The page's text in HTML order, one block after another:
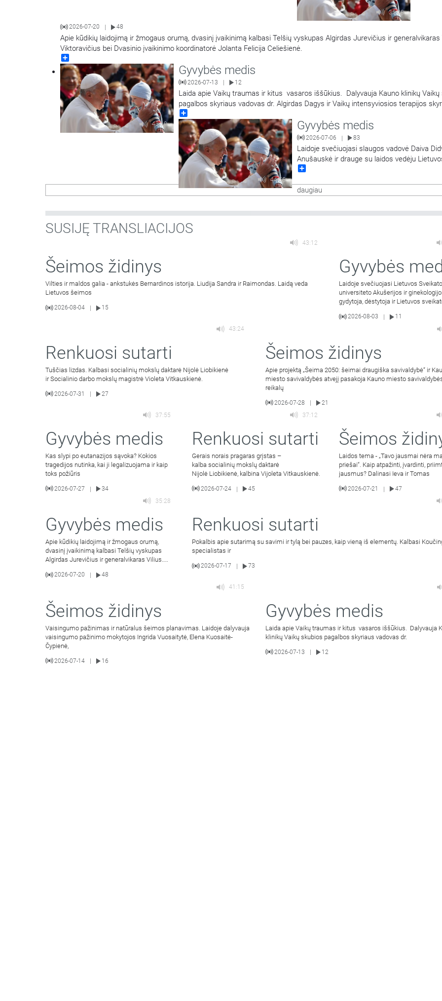
35:28
2026-07-20 48
Apie kūdikių laidojimą ir žmogaus orumą, dvasinį įvaikinimą kalbasi Telšių vyskupas Algirdas Jurevičius ir generalvikaras
Viktoravičius bei Dvasinio įvaikinimo koordinatorė Jolanta Felicija Celiešienė.
43:19
Gyvybės medis
2026-07-13 12
Laida apie Vaikų traumas ir kitus vasaros iššūkius. Dalyvauja Kauno klinikų Vaikų
pagalbos skyriaus vadovas dr. Algirdas Dagys ir Vaikų intensyviosios terapijos
vadovė doc. dr. Ilona Razlevičė, kalbina Kauno klinikų dvasinė asistentė Svetlana
Mikulėnienė. Laidoje minimos nuorodos: Pacientas gali būti priskirtas
44:55
Gyvybės medis
2026-07-06 | 83
Laidoje svečiuojasi slaugos vadovė Daiva
Anušauskė ir drauge su laidos vedėju
sveikatos mokslų universiteto Medicinos
žmogus iš Lietuvos regiono – ar gali augti,
daugiau
SUSIJĘ TRANSLIACIJOS
43:12
Šeimos židinys
Vilties ir maldos galia - ankstukės Bernardinos istorija. Liudija Sandra ir Raimondas. Laidą veda
Lietuvos šeimos
2026-08-04 15
Gyvybės
Laidoje svečiuojasi Lietuvos
universiteto Akušerijos ir
gydytoja, dėstytoja ir Lietuvos
2026-08-03
11
43:24
Renkuosi sutarti
Tuščias lizdas. Kalbasi socialinių mokslų daktarė Nijolė Liobikienė
ir Socialinio darbo mokslų magistrė Violeta Vitkauskienė.
2026-07-31 27
Šeimos židinys
Apie projektą „Šeima 2050: šeimai draugiška savivaldybė“ ir
miesto savivaldybės atvejį pasakoja Kauno miesto
reikalų
2026-07-28
21
37:55
Gyvybės medis
Kas slypi po eutanazijos sąvoka? Kokios
tragedijos nutinka, kai ji legalizuojama ir kaip
toks požiūris
2026-07-27 | 34
37:12
Renkuosi sutarti
Gerais norais pragaras grįstas –
kalba socialinių mokslų daktarė
Nijolė Liobikienė, kalbina Vijoleta Vitkauskienė.
2026-07-24 | 45
Šeimos
Laidos tema - „Tavo jausmai nėra
priešai“. Kaip atpažinti, įvardinti,
jausmus? Dalinasi Ieva ir Tomas
2026-07-21 |
47
35:28
Gyvybės medis
Apie kūdikių laidojimą ir žmogaus orumą,
dvasinį įvaikinimą kalbasi Telšių vyskupas
Algirdas Jurevičius ir generalvikaras Vilius
2026-07-20 48
Renkuosi sutarti
Pokalbis apie sutarimą su savimi ir tylą bei pauzes, kaip vieną iš elementų. Kalbasi
specialistas ir
2026-07-17 73
41:15
Šeimos židinys
Vaisingumo pažinimas ir natūralus šeimos planavimas. Laidoje dalyvauja
vaisingumo pažinimo mokytojos Ingrida Vuosaitytė, Elena Kuosaitė-
Čypienė,
2026-07-14 16
Gyvybės medis
Laida apie Vaikų traumas ir kitus vasaros iššūkius. Dalyvauja
klinikų Vaikų skubios pagalbos skyriaus vadovas dr.
2026-07-13 12